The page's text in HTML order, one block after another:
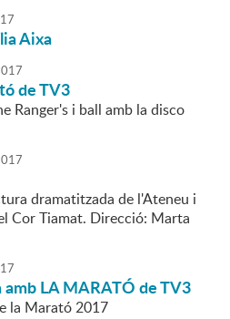
Aixa
de TV3
Ranger's i ball amb la disco
dramatitzada de l'Ateneu i
Cor Tiamat. Direcció: Marta
LA MARATÓ de TV3
la Marató 2017